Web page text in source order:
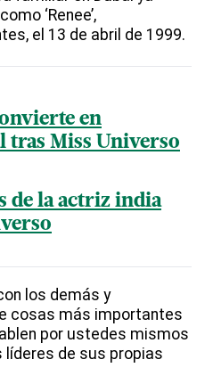
‘Renee’,
el 13 de abril de 1999.
en
tras Miss Universo
de la actriz india
los demás y
cosas más importantes
por ustedes mismos
de sus propias